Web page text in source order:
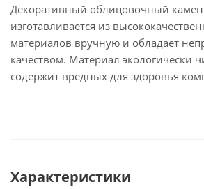
Декоративный облицовочный
изготавливается из
материалов вручную и обладает
качеством. Материал экологически
содержит вредных для здоровья
Характеристики